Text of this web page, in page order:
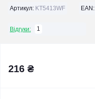
Артикул: KT5413WF EAN:
Відгуки: 1
216 ₴